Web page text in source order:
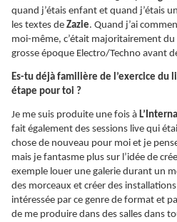
quand j’étais enfant et quand j’étais
les textes de Zazie. Quand j’ai
moi-même, c’était majoritairement du
grosse époque Electro/Techno avant
Es-tu déjà familière de l’exercice du
étape pour toi ?
Je me suis produite une fois à
fait également des sessions live qui
chose de nouveau pour moi et je
mais je fantasme plus sur l’idée de
exemple louer une galerie durant un
des morceaux et créer des
intéressée par ce genre de format et
de me produire dans des salles dans